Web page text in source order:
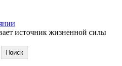
источник жизненной силы
Поиск